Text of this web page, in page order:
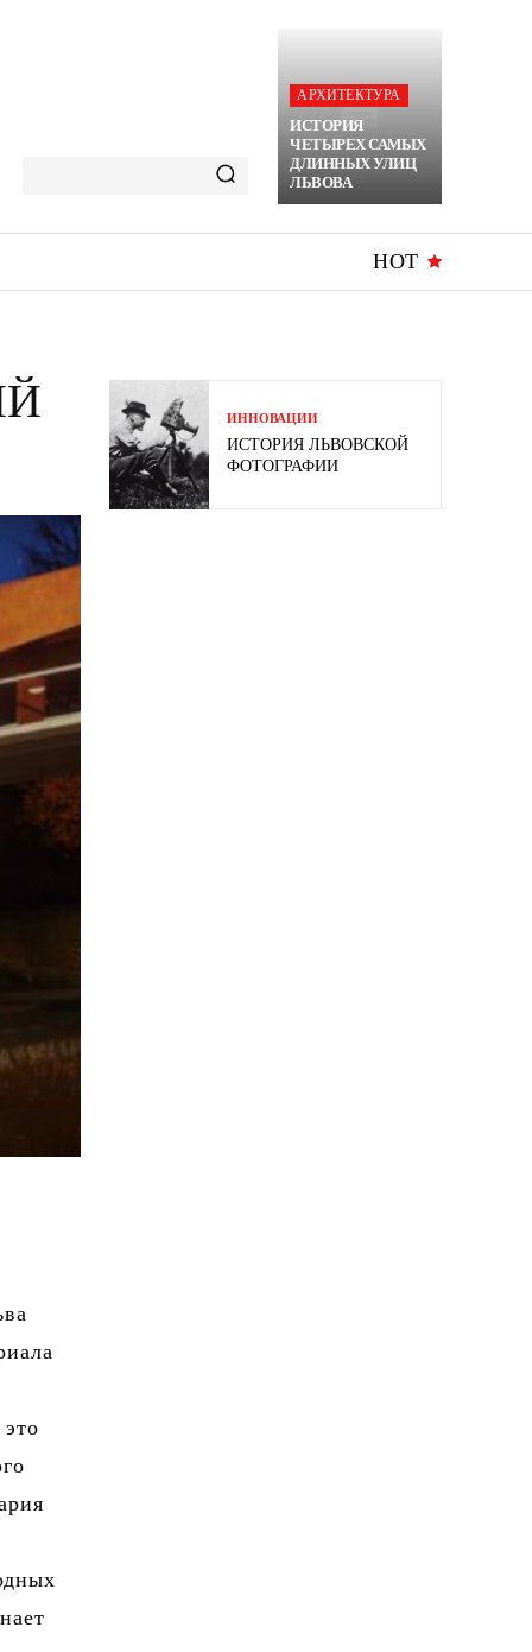
АРХИТЕКТУРА
ИСТОРИЯ
ЧЕТЫРЕХ САМЫХ
ДЛИННЫХ УЛИЦ
ЛЬВОВА
HOT
ИННОВАЦИИ
ИСТОРИЯ ЛЬВОВСКОЙ
ФОТОГРАФИИ